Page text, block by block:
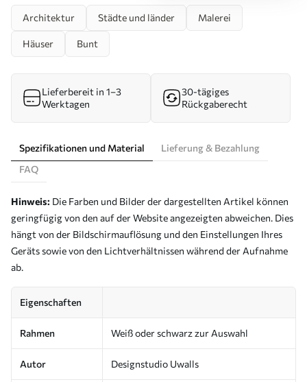
Architektur Städte und länder Malerei
Häuser Bunt
Lieferbereit in 1–3
Werktagen
30-tägiges
Rückgaberecht
Spezifikationen und Material
Lieferung & Bezahlung
FAQ
Hinweis: Die Farben und Bilder der dargestellten Artikel können
geringfügig von den auf der Website angezeigten abweichen. Dies
hängt von der Bildschirmauflösung und den Einstellungen Ihres
Geräts sowie von den Lichtverhältnissen während der Aufnahme
ab.
Eigenschaften
Rahmen Weiß oder schwarz zur Auswahl
Autor Designstudio Uwalls